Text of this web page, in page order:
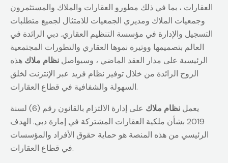
العقارات ، بما في ذلك مطورو العقارات والملاك والمستثمرون
وجمعيات الملاك ومديري الجمعيات للامتثال لجميع متطلبات
التسجيل والإدارة في مؤسسة التنظيم العقاري. دبي الرائدة في
العالم بتصميمها ووتيرة نموها العقاري والتطورات المجتمعية
الرئيسية على مدار العقد الماضي ، وسيواصل نظام ملاك هذه
الروح الرائدة من خلال توفير نظام فريد عبر الإنترنت لخلق
السهولة والشفافية في قطاع العقارات.
يعمل نظام ملاك
على إدارة الالتزام بالقانون رقم (6) لسنة
2019 بشأن ملكية العقارات المشتركة في إمارة دبي. الهدف
الرئيسي من هذه المنصة هو حماية حقوق الأفراد والمؤسسات
في قطاع العقارات.